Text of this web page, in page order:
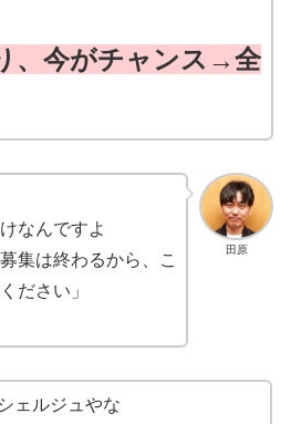
、今がチャンス→全
田原
なんですよ
集は終わるから、こ
ださい」
ェルジュやな